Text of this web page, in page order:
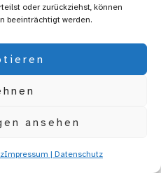
oder zurückziehst, können
beeinträchtigt werden.
ansehen
Impressum | Datenschutz